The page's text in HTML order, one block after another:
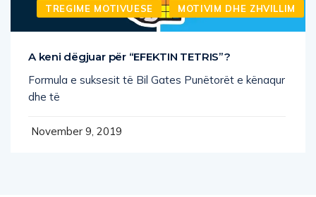
Formula e suksesit të Bil Gates Punëtorët e kënaqur
dhe të